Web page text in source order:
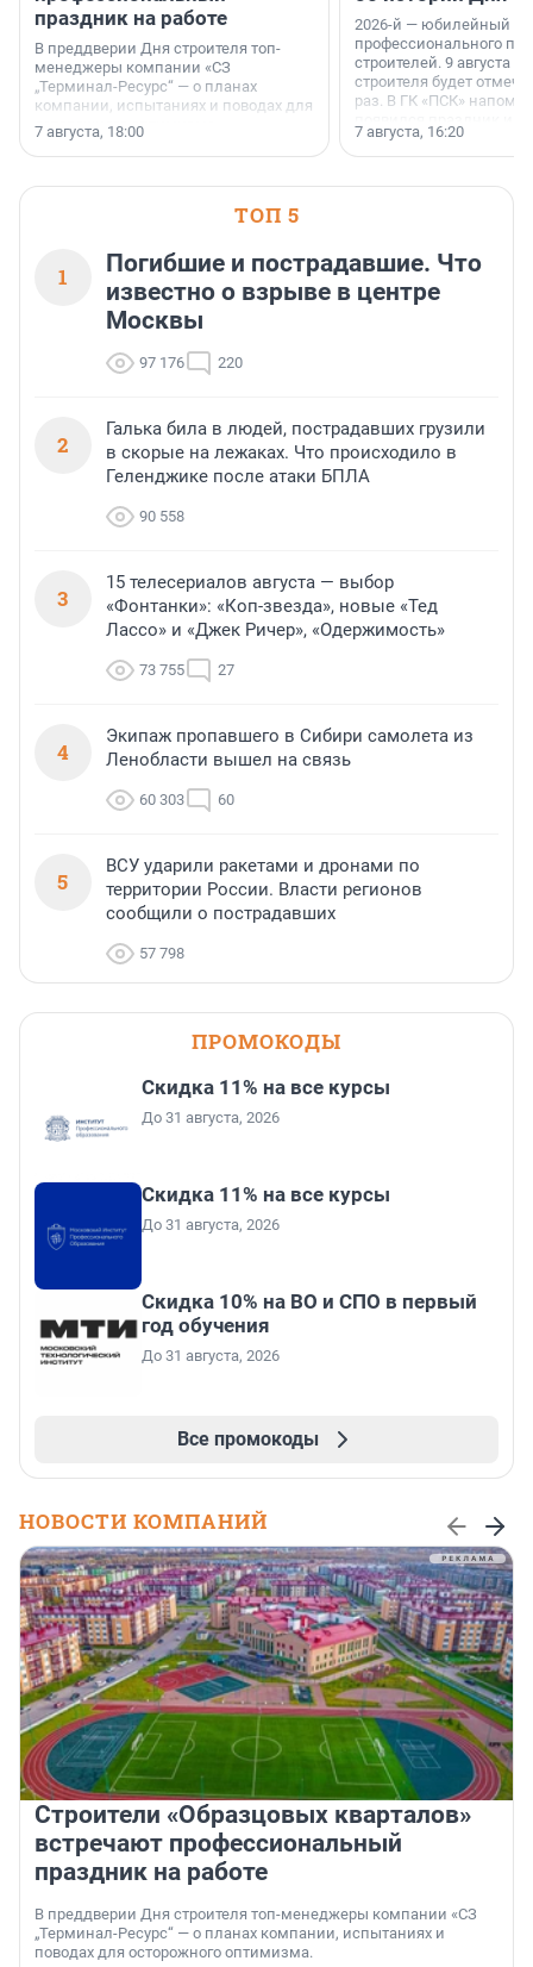
праздник на работе
В преддверии Дня строителя топ-
менеджеры компании «СЗ
„Терминал-Ресурс“ — о планах
компании, испытаниях и поводах для
осторожного оптимизма.
7 августа, 18:00
2026-й — юбилейный
профессионального
строителей. 9 августа
строителя будет
раз. В ГК «ПСК»
поменялась роль
7 августа, 16:20
ТОП 5
1
Погибшие и пострадавшие. Что
известно о взрыве в центре
Москвы
97 176 220
2
Галька била в людей, пострадавших грузили
в скорые на лежаках. Что происходило в
Геленджике после атаки БПЛА
90 558
3
15 телесериалов августа — выбор
«Фонтанки»: «Коп-звезда», новые «Тед
Лассо» и «Джек Ричер», «Одержимость»
73 755 27
4
Экипаж пропавшего в Сибири самолета из
Ленобласти вышел на связь
60 303 60
5
ВСУ ударили ракетами и дронами по
территории России. Власти регионов
сообщили о пострадавших
57 798
ПРОМОКОДЫ
Скидка 11% на все курсы
До 31 августа, 2026
Скидка 11% на все курсы
До 31 августа, 2026
Скидка 10% на ВО и СПО в первый
год обучения
До 31 августа, 2026
Все промокоды
НОВОСТИ КОМПАНИЙ
Строители «Образцовых кварталов»
встречают профессиональный
праздник на работе
В преддверии Дня строителя топ-менеджеры компании «СЗ
„Терминал-Ресурс“ — о планах компании, испытаниях и
поводах для осторожного оптимизма.